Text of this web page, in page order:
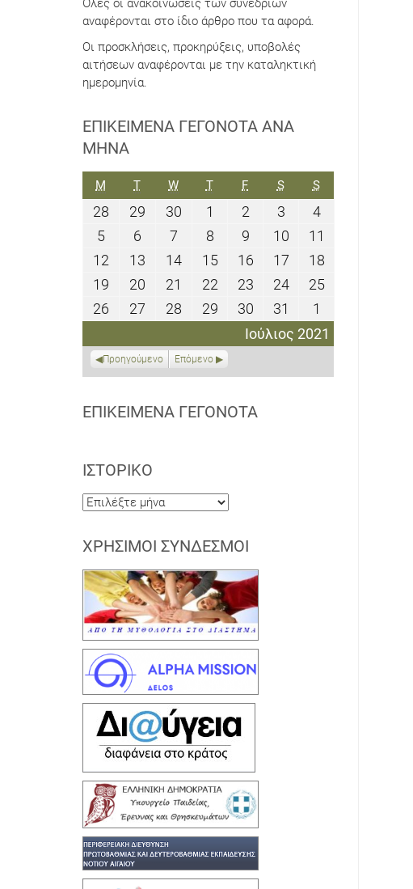
Όλες οι ανακοινώσεις των συνεδρίων
αναφέρονται στο ίδιο άρθρο που τα αφορά.
Οι προσκλήσεις, προκηρύξεις, υποβολές
αιτήσεων αναφέρονται με την καταληκτική
ημερομηνία.
ΕΠΙΚΕΊΜΕΝΑ ΓΕΓΟΝΌΤΑ ΑΝΆ
ΜΉΝΑ
Ιούλιος 2021
M ΔΕΥΤΈΡΑ
TΤΡΊΤΗWΤΕΤΆΡΤΗ
TΠΈΜΠΤΗ
FΠΑΡΑΣΚΕΥΉ
SΣΆΒΒΑΤΟ
SΚΥΡΙΑΚΉ
28
Ιουνίου
2021
29
Ιουνίου
2021
30
Ιουνίου
2021
1
Ιουλίου
2021
22
Ιουλίου
2021
33
Ιουλίου
2021
44
Ιουλίου
2021
55
Ιουλίου
2021
6
Ιουλίου
2021
7
Ιουλίου
2021
88
Ιουλίου
2021
99
Ιουλίου
2021
1010
Ιουλίου
2021
11
Ιουλίου
2021
12
Ιουλίου
2021
13
Ιουλίου
2021
1414
Ιουλίου
2021
1515
Ιουλίου
2021
1616
Ιουλίου
2021
1717
Ιουλίου
2021
1818
Ιουλίου
2021
19
Ιουλίου
2021
20
Ιουλίου
2021
21
Ιουλίου
2021
2222
Ιουλίου
2021
2323
Ιουλίου
2021
2424
Ιουλίου
2021
2525
2021
26
Ιουλίου
27
Ιουλίου
28
Ιουλίου
2929
Ιουλίου
2021
3030
Ιουλίου
2021
31
Ιουλίου
2021
1
Αυγούστου
2021
Προηγούμενο Επόμενο
ΕΠΙΚΕΊΜΕΝΑ ΓΕΓΟΝΌΤΑ
ΙΣΤΟΡΙΚΌ
Ιστορικό
ΧΡΉΣΙΜΟΙ ΣΎΝΔΕΣΜΟΙ